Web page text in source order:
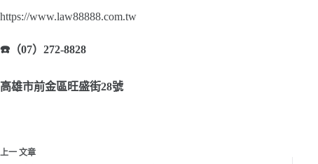
https://www.law88888.com.tw
☎ （07）272-8828
高雄市前金區旺盛街28號
上一 文章